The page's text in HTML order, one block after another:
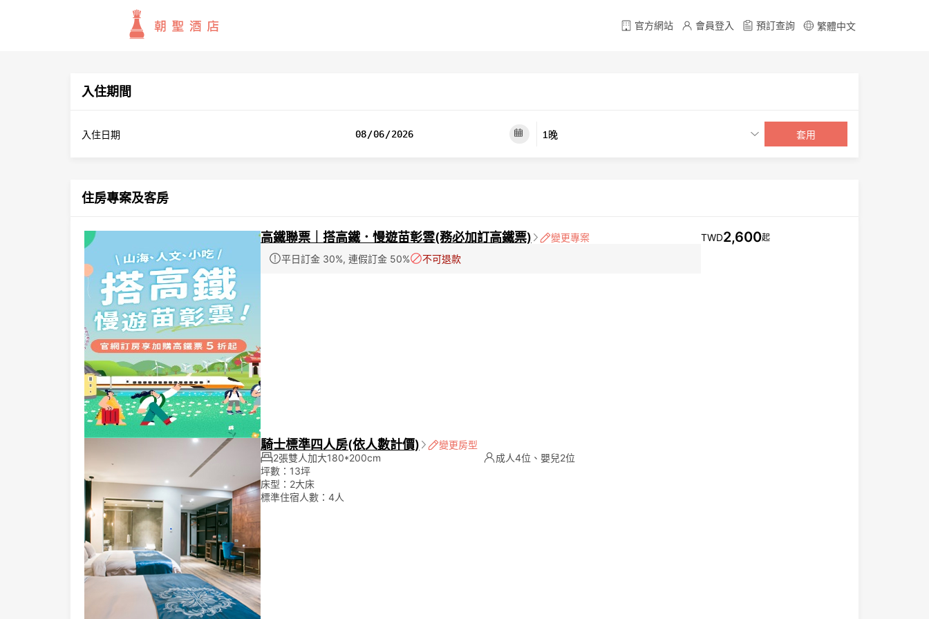
官方網站 會員登入 預訂查詢 繁體中文
入住期間
入住日期 套用
住房專案及客房
高鐵聯票｜搭高鐵．慢遊苗彰雲(務必加訂高鐵票)
變更專案
平日訂金 30%, 連假訂金 50%
不可退款
騎士標準四人房(依人數計價)
變更房型
2張雙人加大180*200cm
成人4位、嬰兒2位
坪數：13坪
床型：2大床
標準住宿人數：4人
TWD2,600起